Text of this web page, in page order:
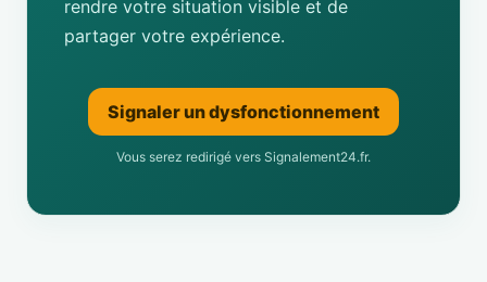
rendre votre situation visible et de
partager votre expérience.
Signaler un dysfonctionnement
Vous serez redirigé vers Signalement24.fr.